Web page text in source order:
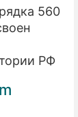
560
РФ